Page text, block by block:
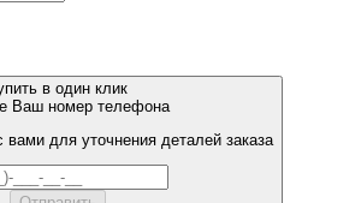
в один клик
Ваш номер телефона
для уточнения деталей заказа